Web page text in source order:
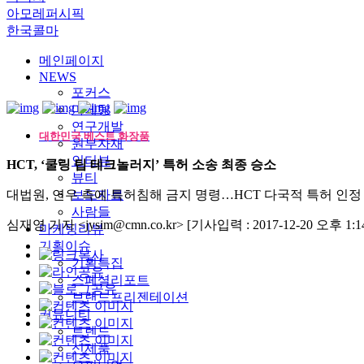
아모레퍼시픽
한국콜마
메인페이지
NEWS
포커스
마케팅
연구개발
원부자재
인터뷰
뷰티
보도자료
사람들
마케팅리뷰
기획이슈
기획특집
스페셜리포트
브랜드프리젠테이션
커뮤니티
트렌드
신제품
대한민국 베스트 화장품
HCT, ‘쿨링 팁 테크놀러지’ 특허 소송 최종 승소
대법원, 연우 측에 특허침해 금지 명령…HCT 다국적 특허 인정
심재영 기자 <jysim@cmn.co.kr> [기사입력 : 2017-12-20 오후